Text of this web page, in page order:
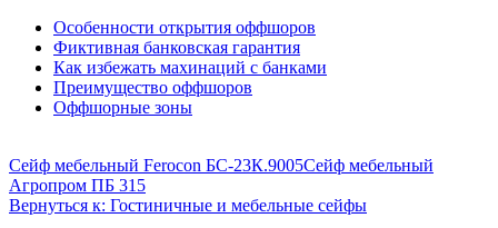
Особенности открытия оффшоров
Фиктивная банковская гарантия
Как избежать махинаций с банками
Преимущество оффшоров
Оффшорные зоны
Сейф мебельный Ferocon БС-23К.9005Сейф мебельный
Агропром ПБ 315
Вернуться к: Гостиничные и мебельные сейфы